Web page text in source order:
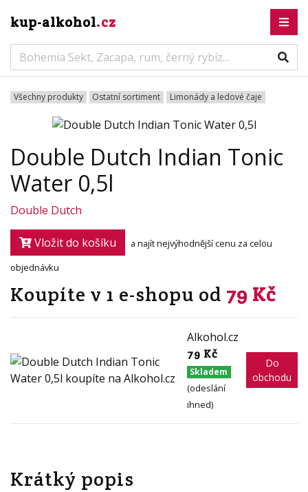
kup-alkohol.cz
Všechny produkty Ostatní sortiment Limonády a ledové čaje
Double Dutch Indian Tonic
Water 0,5l
Double Dutch
Vložit do košíku
a najít nejvýhodnější cenu za celou
objednávku
Koupíte v 1 e-shopu od 79 Kč
Alkohol.cz
79 Kč
Skladem
(odeslání
ihned)
Do
obchodu
Krátký popis